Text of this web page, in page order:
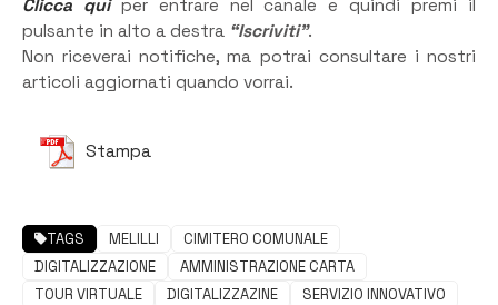
Clicca quiper entrare nel canale e quindi premi il
pulsante in alto a destra “Iscriviti”.
Non riceverai notifiche, ma potrai consultare i nostri
articoli aggiornati quando vorrai.
Stampa
TAGS MELILLI
CIMITERO COMUNALE
DIGITALIZZAZIONE
AMMINISTRAZIONE CARTA
TOUR VIRTUALE
DIGITALIZZAZINE SERVIZIO INNOVATIVO